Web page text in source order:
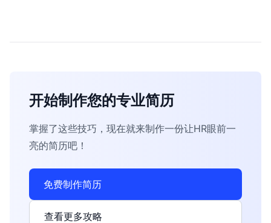
开始制作您的专业简历
掌握了这些技巧，现在就来制作一份让HR眼前一
亮的简历吧！
免费制作简历
查看更多攻略